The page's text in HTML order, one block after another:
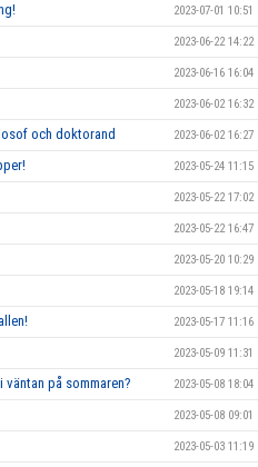
2023-07-01 10:51
2023-06-22 14:22
2023-06-16 16:04
2023-06-02 16:32
och doktorand 2023-06-02 16:27
2023-05-24 11:15
2023-05-22 17:02
2023-05-22 16:47
2023-05-20 10:29
2023-05-18 19:14
2023-05-17 11:16
2023-05-09 11:31
på sommaren? 2023-05-08 18:04
2023-05-08 09:01
2023-05-03 11:19